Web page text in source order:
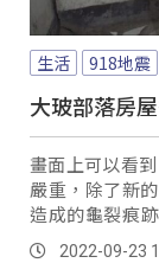
生活 918地震
大玻部落房
畫面上可以看
嚴重，除了新
造成的龜裂痕
加大了龜裂跟房
2022-09-23